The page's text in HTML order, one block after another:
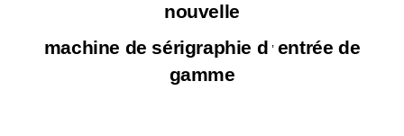
nouvelle
machine de sérigraphie d ’ entrée de
gamme